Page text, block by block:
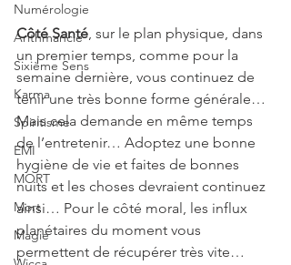
Numérologie
Arithmancie
Sixième Sens
Karma
Spiritisme
EMI
MORT
Mort
Magie
Côté Santé, sur le plan physique, dans
un premier temps, comme pour la
semaine dernière, vous continuez de
tenir une très bonne forme générale…
Mais cela demande en même temps
de l’entretenir… Adoptez une bonne
hygiène de vie et faites de bonnes
nuits et les choses devraient continuez
ainsi… Pour le côté moral, les influx
planétaires du moment vous
permettent de récupérer très vite…